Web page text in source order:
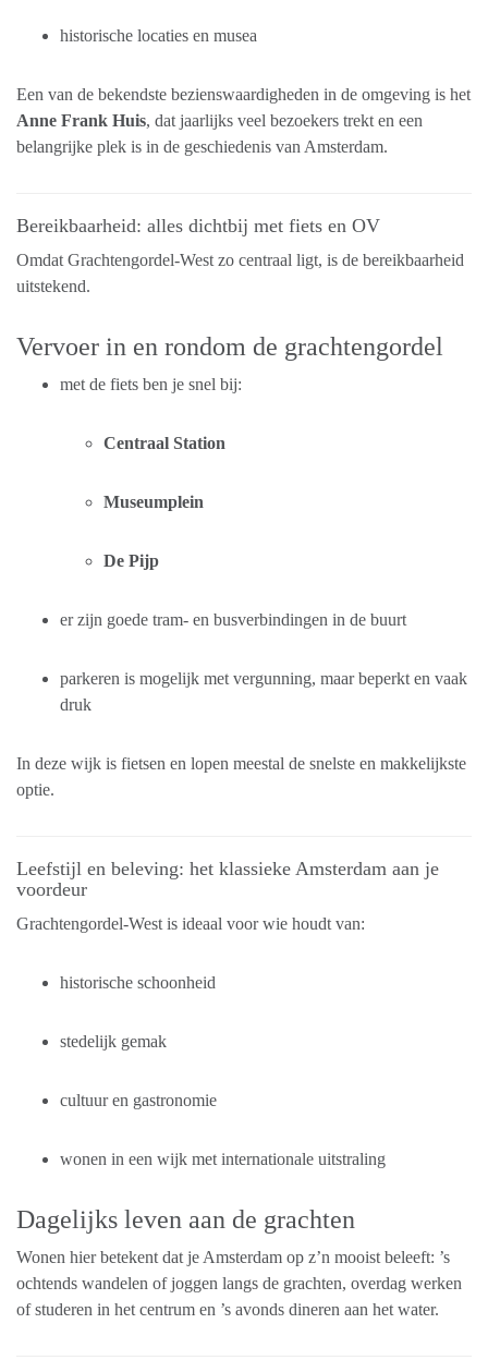
historische locaties en musea
Een van de bekendste bezienswaardigheden in de omgeving is het
Anne Frank Huis, dat jaarlijks veel bezoekers trekt en een
belangrijke plek is in de geschiedenis van Amsterdam.
Bereikbaarheid: alles dichtbij met fiets en OV
Omdat Grachtengordel-West zo centraal ligt, is de bereikbaarheid
uitstekend.
Vervoer in en rondom de grachtengordel
met de fiets ben je snel bij:
Centraal Station
Museumplein
De Pijp
er zijn goede tram- en busverbindingen in de buurt
parkeren is mogelijk met vergunning, maar beperkt en vaak
druk
In deze wijk is fietsen en lopen meestal de snelste en makkelijkste
optie.
Leefstijl en beleving: het klassieke Amsterdam aan je
voordeur
Grachtengordel-West is ideaal voor wie houdt van:
historische schoonheid
stedelijk gemak
cultuur en gastronomie
wonen in een wijk met internationale uitstraling
Dagelijks leven aan de grachten
Wonen hier betekent dat je Amsterdam op z’n mooist beleeft: ’s
ochtends wandelen of joggen langs de grachten, overdag werken
of studeren in het centrum en ’s avonds dineren aan het water.